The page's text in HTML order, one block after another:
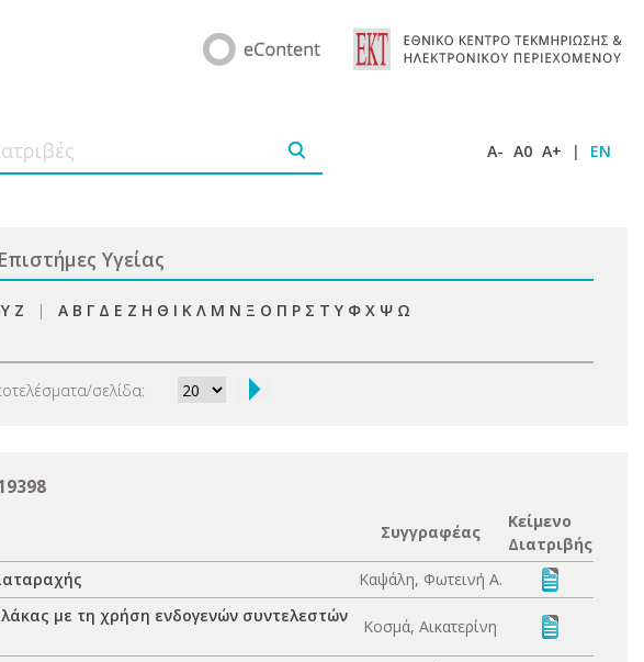
A- A0 A+ | EN
Υγείας
Y Z | Α Β Γ Δ Ε Ζ Η Θ Ι Κ Λ Μ Ν Ξ Ο Π Ρ Σ Τ Υ Φ Χ Ψ Ω
σελίδα:
Συγγραφέας
Κείμενο
Διατριβής
Καψάλη, Φωτεινή Α.
με τη χρήση ενδογενών συντελεστών
Κοσμά, Αικατερίνη